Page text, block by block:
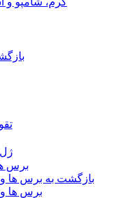
برس
بازگشت به برس ها و
برس ها و